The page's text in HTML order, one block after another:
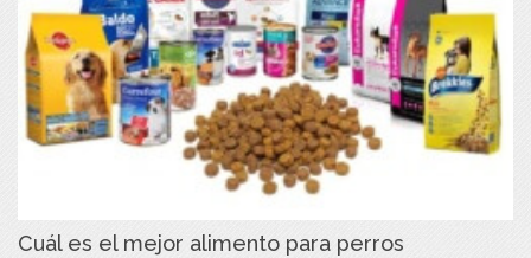
Cuál es el mejor alimento para perros